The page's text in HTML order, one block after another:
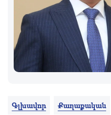
Գլխավոր Քաղաքական